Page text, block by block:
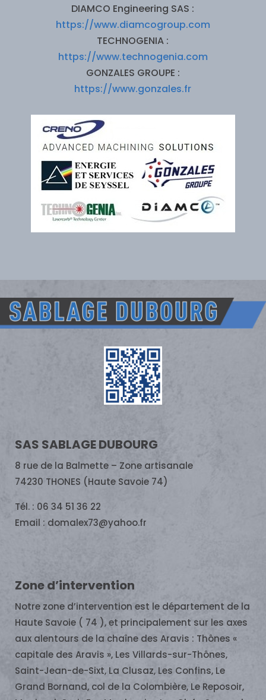
DIAMCO Engineering SAS :
https://www.diamcogroup.com
TECHNOGENIA :
https://www.technogenia.com
GONZALES GROUPE :
https://www.gonzales.fr
SAS SABLAGE DUBOURG
8 rue de la Balmette – Zone artisanale
74230 THONES (Haute Savoie 74)
Tél. : 06 34 51 36 22
Email : domalex73@yahoo.fr
Zone d’intervention
Notre zone d’intervention est le département de la
Haute Savoie ( 74 ), et principalement sur les axes
aux alentours de la chaîne des Aravis : Thônes «
capitale des Aravis », Les Villards-sur-Thônes,
Saint-Jean-de-Sixt, La Clusaz, Les Confins, Le
Grand Bornand, col de la Colombière, Le Reposoir,